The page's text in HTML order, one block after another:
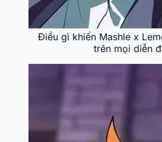
Điều gì khiến Mashle x
trên mọi diễn